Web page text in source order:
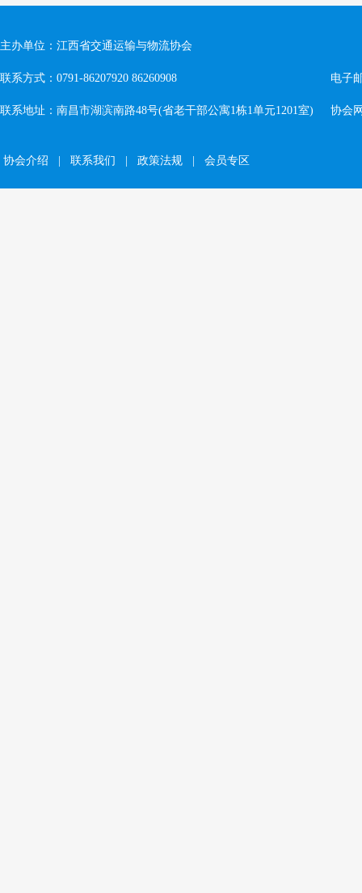
主办单位：江西省交通运输与物流协会
联系方式：0791-86207920 86260908
联系地址：南昌市湖滨南路48号(省老干部公寓1栋1单元1201室)
电子
协会
协会介绍 联系我们 政策法规 会员专区